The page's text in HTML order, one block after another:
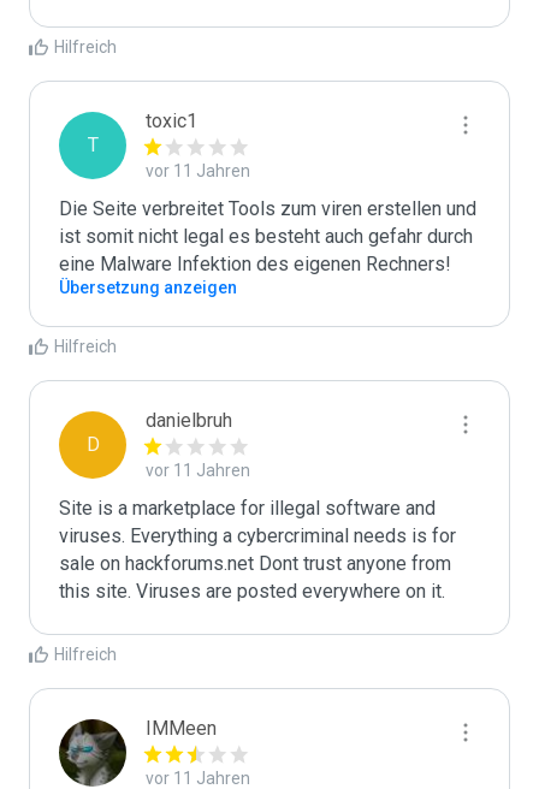
Hilfreich
T
toxic1
vor 11 Jahren
Die Seite verbreitet Tools zum viren erstellen und
ist somit nicht legal es besteht auch gefahr durch
eine Malware Infektion des eigenen Rechners!
Übersetzung anzeigen
Hilfreich
D
danielbruh
vor 11 Jahren
Site is a marketplace for illegal software and
viruses. Everything a cybercriminal needs is for
sale on hackforums.net Dont trust anyone from
this site. Viruses are posted everywhere on it.
Hilfreich
IMMeen
vor 11 Jahren